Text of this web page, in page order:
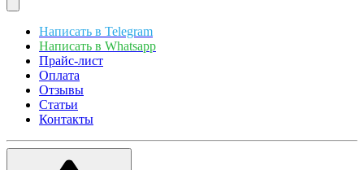
Написать в Telegram
Написать в Whatsapp
Прайс-лист
Оплата
Отзывы
Статьи
Контакты